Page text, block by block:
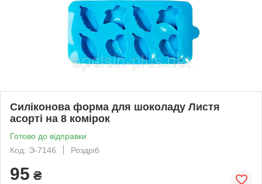
Силіконова форма для шоколаду Листя
асорті на 8 комірок
Готово до відправки
Код: Э-7146
Роздріб
95 ₴